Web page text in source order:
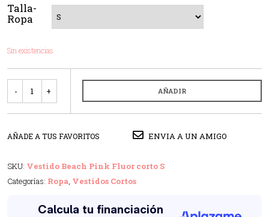
Talla-
Ropa
Sin existencias
AÑADIR
AÑADE A TUS FAVORITOS ENVIA A UN AMIGO
SKU: Vestido Beach Pink Fluor corto S
Categorías: Ropa, Vestidos Cortos